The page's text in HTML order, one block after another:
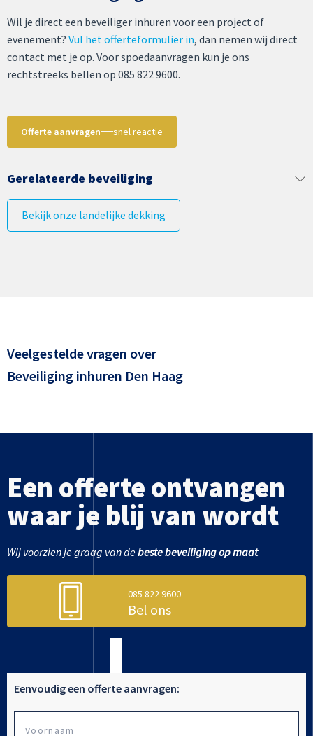
Wil je direct een beveiliger inhuren voor een project of
evenement? Vul het offerteformulier in, dan nemen wij direct
contact met je op. Voor spoedaanvragen kun je ons
rechtstreeks bellen op 085 822 9600.
Offerte aanvragen snel reactie
Gerelateerde beveiliging
Bekijk onze landelijke dekking
Veelgestelde vragen over
Beveiliging inhuren Den Haag
Een offerte ontvangen
waar je blij van wordt
Wij voorzien je graag van debeste beveiliging op maat
085 822 9600
Bel ons
Eenvoudig een offerte aanvragen:
Naam